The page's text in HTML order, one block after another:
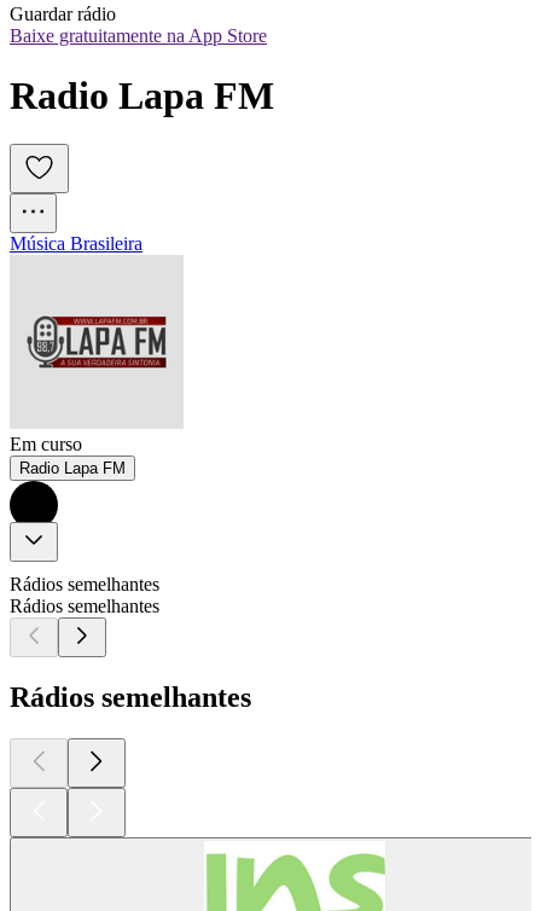
Guardar rádio
Baixe gratuitamente na App Store
Radio Lapa FM
Música Brasileira
Em curso
Radio Lapa FM
Rádios semelhantes
Rádios semelhantes
Rádios semelhantes